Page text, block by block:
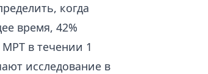
когда
время, 42%
в течении 1
исследование в